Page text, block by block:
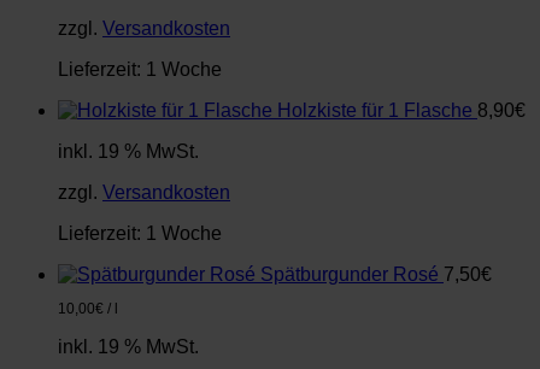
zzgl. Versandkosten
Lieferzeit: 1 Woche
Holzkiste für 1 Flasche 8,90€
inkl. 19 % MwSt.
zzgl. Versandkosten
Lieferzeit: 1 Woche
Spätburgunder Rosé 7,50€
10,00€ /
inkl. 19 % MwSt.